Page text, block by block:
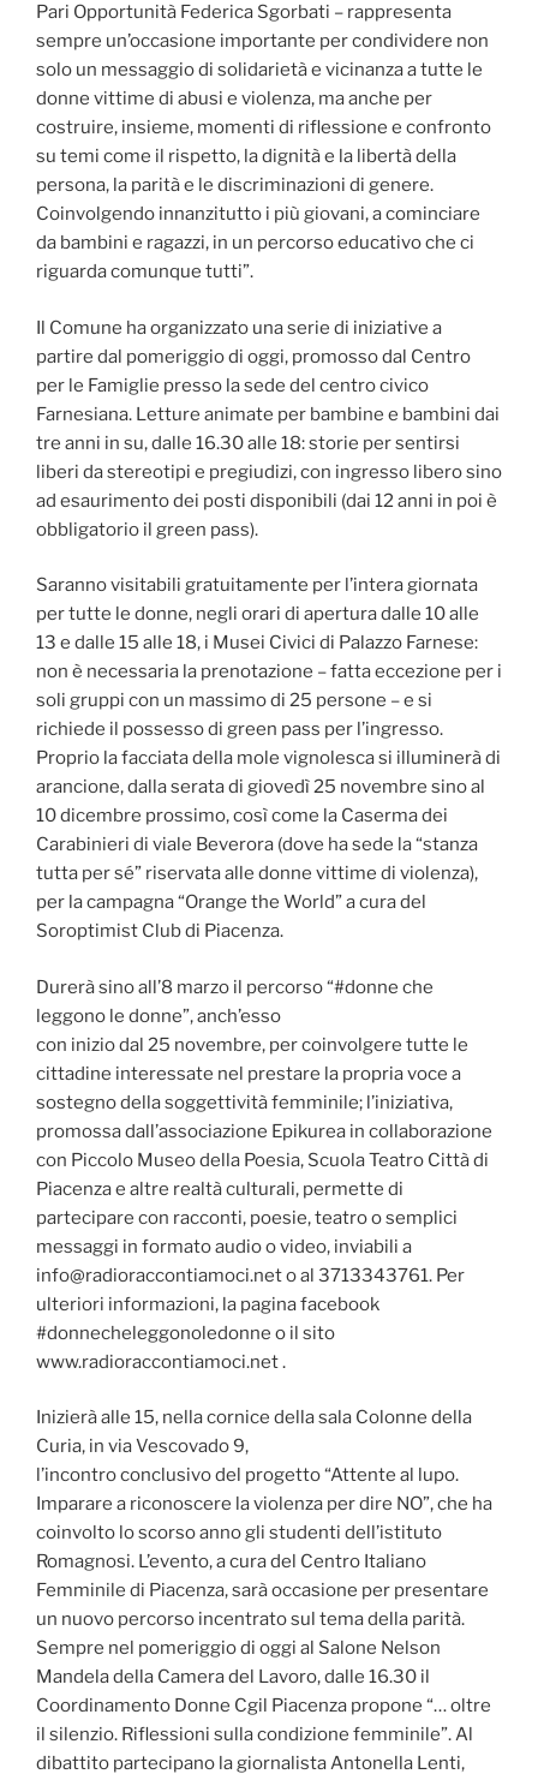
Pari Opportunità Federica Sgorbati – rappresenta
sempre un’occasione importante per condividere non
solo un messaggio di solidarietà e vicinanza a tutte le
donne vittime di abusi e violenza, ma anche per
costruire, insieme, momenti di riflessione e confronto
su temi come il rispetto, la dignità e la libertà della
persona, la parità e le discriminazioni di genere.
Coinvolgendo innanzitutto i più giovani, a cominciare
da bambini e ragazzi, in un percorso educativo che ci
riguarda comunque tutti”.
Il Comune ha organizzato una serie di iniziative a
partire dal pomeriggio di oggi, promosso dal Centro
per le Famiglie presso la sede del centro civico
Farnesiana. Letture animate per bambine e bambini dai
tre anni in su, dalle 16.30 alle 18: storie per sentirsi
liberi da stereotipi e pregiudizi, con ingresso libero sino
ad esaurimento dei posti disponibili (dai 12 anni in poi è
obbligatorio il green pass).
Saranno visitabili gratuitamente per l’intera giornata
per tutte le donne, negli orari di apertura dalle 10 alle
13 e dalle 15 alle 18, i Musei Civici di Palazzo Farnese:
non è necessaria la prenotazione – fatta eccezione per i
soli gruppi con un massimo di 25 persone – e si
richiede il possesso di green pass per l’ingresso.
Proprio la facciata della mole vignolesca si illuminerà di
arancione, dalla serata di giovedì 25 novembre sino al
10 dicembre prossimo, così come la Caserma dei
Carabinieri di viale Beverora (dove ha sede la “stanza
tutta per sé” riservata alle donne vittime di violenza),
per la campagna “Orange the World” a cura del
Soroptimist Club di Piacenza.
Durerà sino all’8 marzo il percorso “#donne che
leggono le donne”, anch’esso
con inizio dal 25 novembre, per coinvolgere tutte le
cittadine interessate nel prestare la propria voce a
sostegno della soggettività femminile; l’iniziativa,
promossa dall’associazione Epikurea in collaborazione
con Piccolo Museo della Poesia, Scuola Teatro Città di
Piacenza e altre realtà culturali, permette di
partecipare con racconti, poesie, teatro o semplici
messaggi in formato audio o video, inviabili a
info@radioraccontiamoci.net o al 3713343761. Per
ulteriori informazioni, la pagina facebook
#donnecheleggonoledonne o il sito
www.radioraccontiamoci.net .
Inizierà alle 15, nella cornice della sala Colonne della
Curia, in via Vescovado 9,
l’incontro conclusivo del progetto “Attente al lupo.
Imparare a riconoscere la violenza per dire NO”, che ha
coinvolto lo scorso anno gli studenti dell’istituto
Romagnosi. L’evento, a cura del Centro Italiano
Femminile di Piacenza, sarà occasione per presentare
un nuovo percorso incentrato sul tema della parità.
Sempre nel pomeriggio di oggi al Salone Nelson
Mandela della Camera del Lavoro, dalle 16.30 il
Coordinamento Donne Cgil Piacenza propone “… oltre
il silenzio. Riflessioni sulla condizione femminile”. Al
dibattito partecipano la giornalista Antonella Lenti,